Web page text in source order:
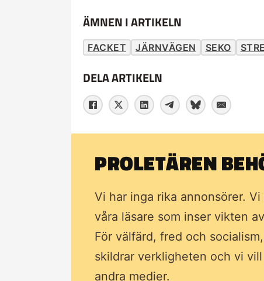
ÄMNEN I ARTIKELN
FACKET JÄRNVÄGEN SEKO
DELA ARTIKELN
PROLETÄREN
Vi har inga rika annonsörer.
våra läsare som inser vikten
För välfärd, fred och
skildrar verkligheten och vi
andra medier.